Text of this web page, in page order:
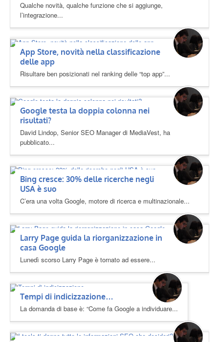
Qualche novità, qualche funzione che si aggiunge,
l’integrazione...
App Store, novità nella classificazione
delle app
Risultare ben posizionati nel ranking delle “top app”...
Google testa la doppia colonna nei
risultati?
David Lindop, Senior SEO Manager di MediaVest, ha
pubblicato...
Bing cresce: 30% delle ricerche negli
USA è suo
C’era una volta Google, motore di ricerca e multinazionale...
Larry Page guida la riorganizzazione in
casa Google
Lunedì scorso Larry Page è tornato ad essere...
Tempi di indicizzazione…
La domanda di base è: “Come fa Google a individuare...